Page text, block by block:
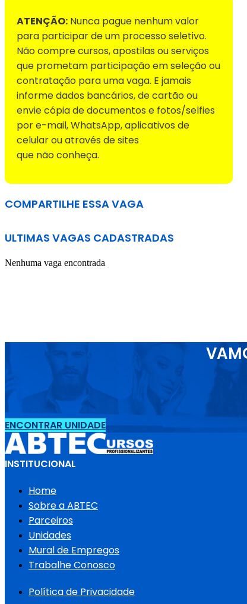
ATENÇÃO: Nunca pague nenhum valor
para participar de um processo seletivo.
Não compre cursos, apostilas ou serviços
que prometam participação em seleção ou
contratação para uma vaga. E jamais
informe dados bancários, de cartão ou
envie cópia de documentos e fotos/selfies
por e-mail, WhatsApp, aplicativos de
celular ou através de sites
que não conheça.
COMPARTILHE ESSA VAGA
ULTIMAS VAGAS CADASTRADAS
Nenhuma vaga encontrada
ENCONTRAR UNIDADE
INSTITUCIONAL
Home
Sobre a ABTEC
Parceiros
Unidades
Mural de Empregos
Trabalhe Conosco
Política de Privacidade